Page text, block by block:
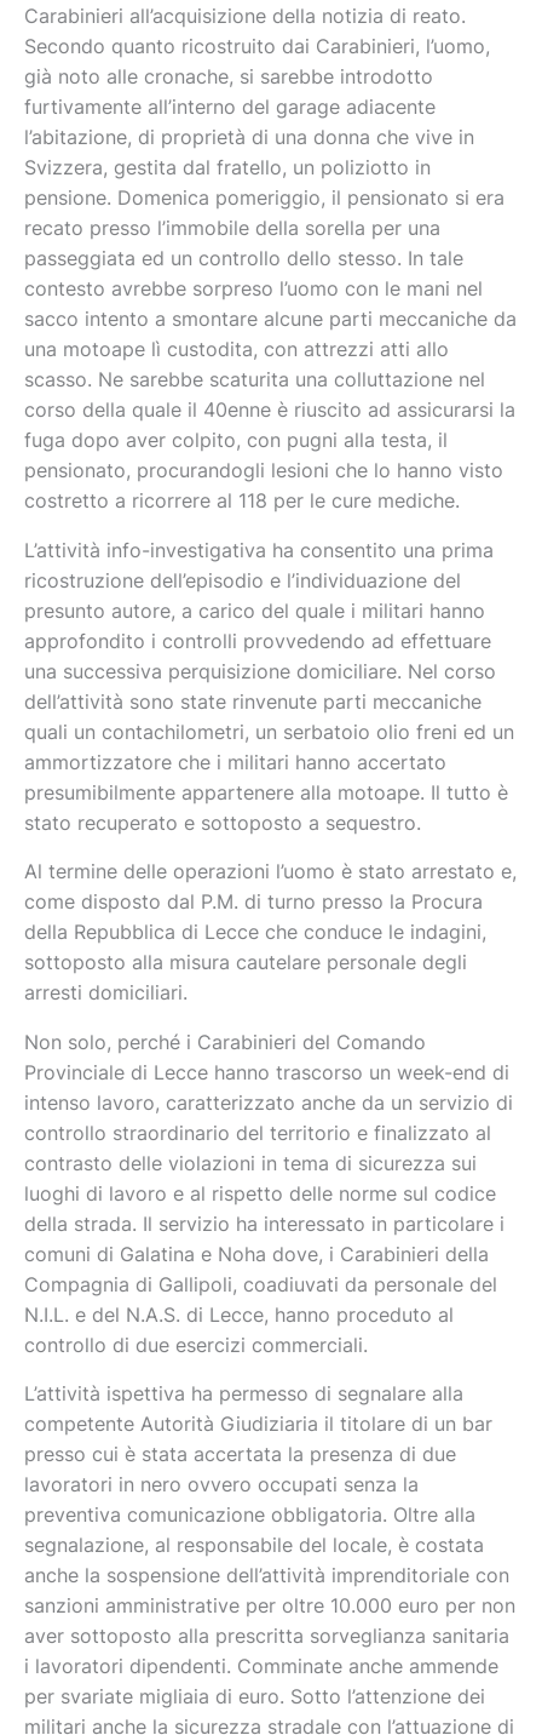
Carabinieri all’acquisizione della notizia di reato.
Secondo quanto ricostruito dai Carabinieri, l’uomo,
già noto alle cronache, si sarebbe introdotto
furtivamente all’interno del garage adiacente
l’abitazione, di proprietà di una donna che vive in
Svizzera, gestita dal fratello, un poliziotto in
pensione. Domenica pomeriggio, il pensionato si era
recato presso l’immobile della sorella per una
passeggiata ed un controllo dello stesso. In tale
contesto avrebbe sorpreso l’uomo con le mani nel
sacco intento a smontare alcune parti meccaniche da
una motoape lì custodita, con attrezzi atti allo
scasso. Ne sarebbe scaturita una colluttazione nel
corso della quale il 40enne è riuscito ad assicurarsi la
fuga dopo aver colpito, con pugni alla testa, il
pensionato, procurandogli lesioni che lo hanno visto
costretto a ricorrere al 118 per le cure mediche.
L’attività info-investigativa ha consentito una prima
ricostruzione dell’episodio e l’individuazione del
presunto autore, a carico del quale i militari hanno
approfondito i controlli provvedendo ad effettuare
una successiva perquisizione domiciliare. Nel corso
dell’attività sono state rinvenute parti meccaniche
quali un contachilometri, un serbatoio olio freni ed un
ammortizzatore che i militari hanno accertato
presumibilmente appartenere alla motoape. Il tutto è
stato recuperato e sottoposto a sequestro.
Al termine delle operazioni l’uomo è stato arrestato e,
come disposto dal P.M. di turno presso la Procura
della Repubblica di Lecce che conduce le indagini,
sottoposto alla misura cautelare personale degli
arresti domiciliari.
Non solo, perché i Carabinieri del Comando
Provinciale di Lecce hanno trascorso un week-end di
intenso lavoro, caratterizzato anche da un servizio di
controllo straordinario del territorio e finalizzato al
contrasto delle violazioni in tema di sicurezza sui
luoghi di lavoro e al rispetto delle norme sul codice
della strada. Il servizio ha interessato in particolare i
comuni di Galatina e Noha dove, i Carabinieri della
Compagnia di Gallipoli, coadiuvati da personale del
N.I.L. e del N.A.S. di Lecce, hanno proceduto al
controllo di due esercizi commerciali.
L’attività ispettiva ha permesso di segnalare alla
competente Autorità Giudiziaria il titolare di un bar
presso cui è stata accertata la presenza di due
lavoratori in nero ovvero occupati senza la
preventiva comunicazione obbligatoria. Oltre alla
segnalazione, al responsabile del locale, è costata
anche la sospensione dell’attività imprenditoriale con
sanzioni amministrative per oltre 10.000 euro per non
aver sottoposto alla prescritta sorveglianza sanitaria
i lavoratori dipendenti. Comminate anche ammende
per svariate migliaia di euro. Sotto l’attenzione dei
militari anche la sicurezza stradale con l’attuazione di